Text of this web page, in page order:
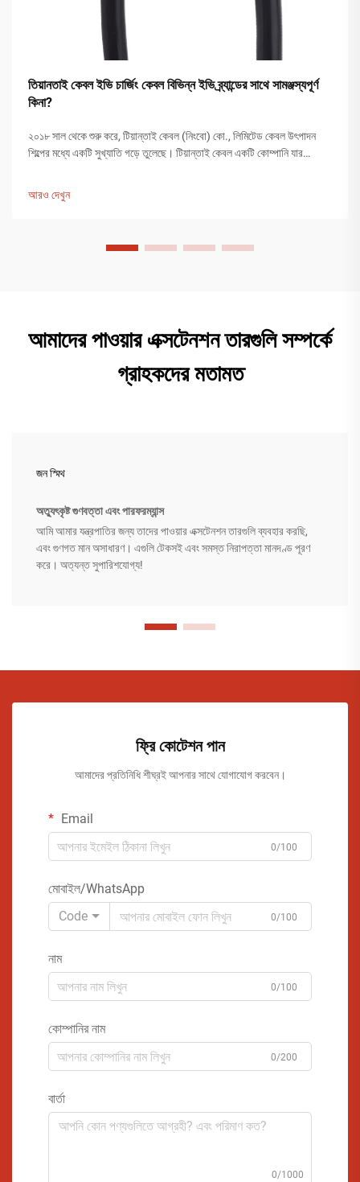
তিয়ানতাই কেবল ইভি চার্জিং কেবল বিভিন্ন ইভি ব্র্যান্ডের সাথে সামঞ্জস্যপূর্ণ
কিনা?
২০১৮ সাল থেকে শুরু করে, টিয়ান্তাই কেবল (নিংবো) কো., লিমিটেড কেবল উৎপাদন
শিল্পের মধ্যে একটি সুখ্যাতি গড়ে তুলেছে। টিয়ান্তাই কেবল একটি কোম্পানি যার
আরও দেখুন
আমাদের পাওয়ার এক্সটেনশন তারগুলি সম্পর্কে
গ্রাহকদের মতামত
জন স্মিথ
অত্যুৎকৃষ্ট গুণবত্তা এবং পারফরম্যান্স
আমি আমার যন্ত্রপাতির জন্য তাদের পাওয়ার এক্সটেনশন তারগুলি ব্যবহার করছি,
এবং গুণগত মান অসাধারণ। এগুলি টেকসই এবং সমস্ত নিরাপত্তা মানদণ্ড পূরণ
করে। অত্যন্ত সুপারিশযোগ্য!
ফ্রি কোটেশন পান
আমাদের প্রতিনিধি শীঘ্রই আপনার সাথে যোগাযোগ করবেন।
Email
0/100
মোবাইল/WhatsApp
Code
0/100
নাম
0/100
কোম্পানির নাম
0/200
বার্তা
0/1000